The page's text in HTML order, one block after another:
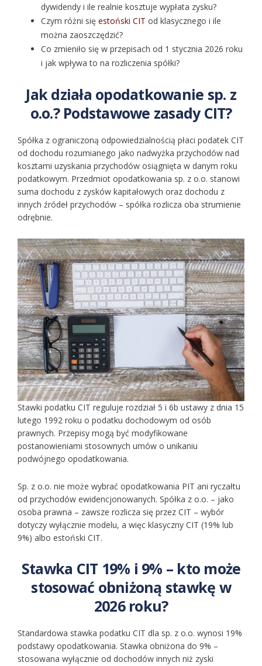
dywidendy i ile realnie kosztuje wypłata zysku?
Czym różni się estoński CIT od klasycznego i ile
można zaoszczędzić?
Co zmieniło się w przepisach od 1 stycznia 2026 roku
i jak wpływa to na rozliczenia spółki?
Jak działa opodatkowanie sp. z
o.o.? Podstawowe zasady CIT?
Spółka z ograniczoną odpowiedzialnością płaci podatek CIT
od dochodu rozumianego jako nadwyżka przychodów nad
kosztami uzyskania przychodów osiągnięta w danym roku
podatkowym. Przedmiot opodatkowania sp. z o.o. stanowi
suma dochodu z zysków kapitałowych oraz dochodu z
innych źródeł przychodów – spółka rozlicza oba strumienie
odrębnie.
Stawki podatku CIT reguluje rozdział 5 i 6b ustawy z dnia 15
lutego 1992 roku o podatku dochodowym od osób
prawnych. Przepisy mogą być modyfikowane
postanowieniami stosownych umów o unikaniu
podwójnego opodatkowania.
Sp. z o.o. nie może wybrać opodatkowania PIT ani ryczałtu
od przychodów ewidencjonowanych. Spółka z o.o. – jako
osoba prawna – zawsze rozlicza się przez CIT – wybór
dotyczy wyłącznie modelu, a więc klasyczny CIT (19% lub
9%) albo estoński CIT.
Stawka CIT 19% i 9% – kto może
stosować obniżoną stawkę w
2026 roku?
Standardowa stawka podatku CIT dla sp. z o.o. wynosi 19%
podstawy opodatkowania. Stawka obniżona do 9% –
stosowana wyłącznie od dochodów innych niż zyski